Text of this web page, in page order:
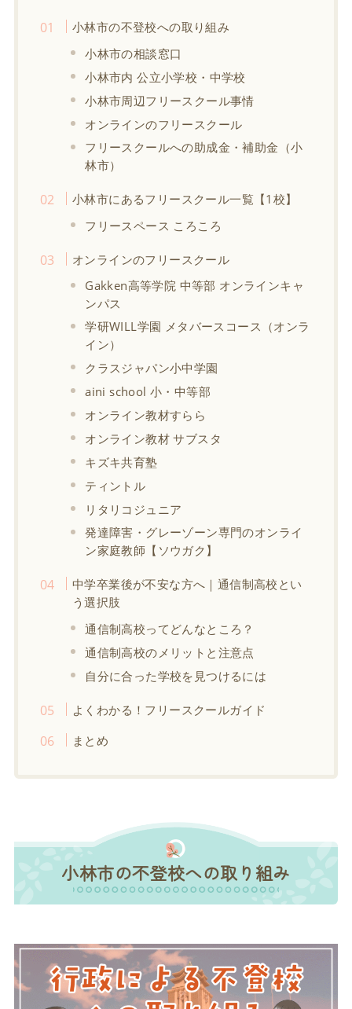
小林市の不登校への取り組み
小林市の相談窓口
小林市内 公立小学校・中学校
小林市周辺フリースクール事情
オンラインのフリースクール
フリースクールへの助成金・補助金（小
林市）
小林市にあるフリースクール一覧【1校】
フリースペース ころころ
オンラインのフリースクール
Gakken高等学院 中等部 オンラインキャ
ンパス
学研WILL学園 メタバースコース（オンラ
イン）
クラスジャパン小中学園
aini school 小・中等部
オンライン教材すらら
オンライン教材 サブスタ
キズキ共育塾
ティントル
リタリコジュニア
発達障害・グレーゾーン専門のオンライ
ン家庭教師【ソウガク】
中学卒業後が不安な方へ｜通信制高校とい
う選択肢
通信制高校ってどんなところ？
通信制高校のメリットと注意点
自分に合った学校を見つけるには
よくわかる！フリースクールガイド
まとめ
小林市の不登校への取り組み